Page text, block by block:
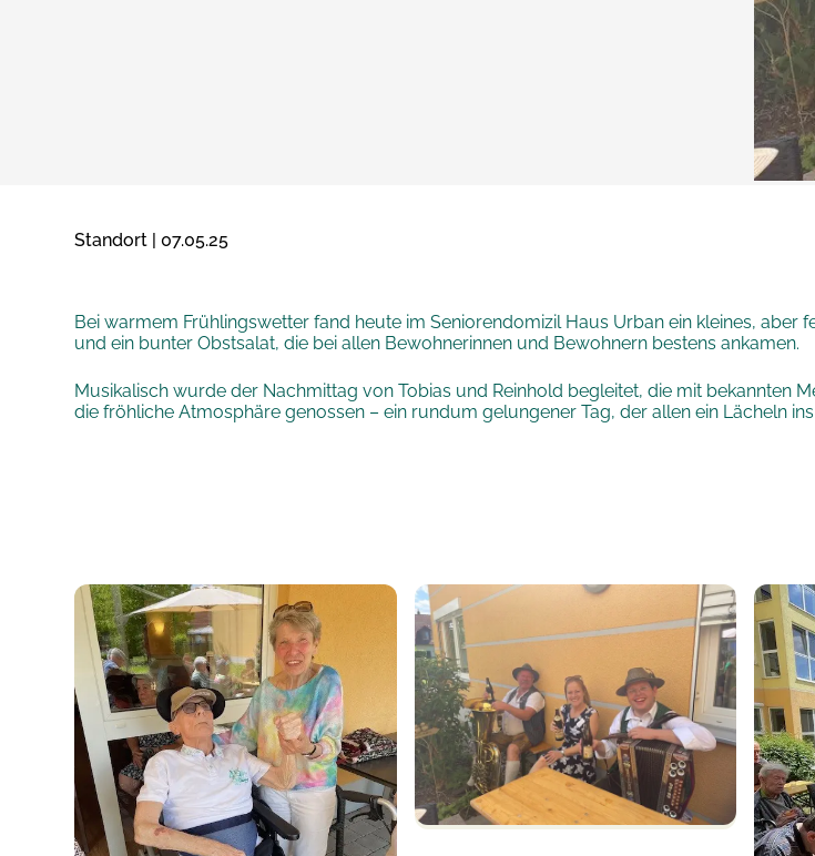
Standort | 07.05.25
Bei warmem Frühlingswetter fand heute im Seniorendomizil Haus Urban ein kleines, aber
und ein bunter Obstsalat, die bei allen Bewohnerinnen und Bewohnern bestens ankamen.
Musikalisch wurde der Nachmittag von Tobias und Reinhold begleitet, die mit
die fröhliche Atmosphäre genossen – ein rundum gelungener Tag, der allen ein Lächeln